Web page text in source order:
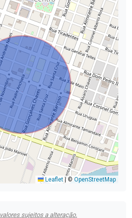
Leaflet |© OpenStreetMap
valores sujeitos a alteração.